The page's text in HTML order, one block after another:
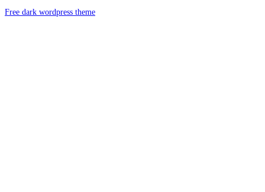
Free dark wordpress theme